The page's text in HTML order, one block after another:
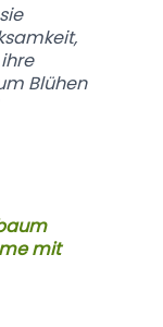
Blühen
mit